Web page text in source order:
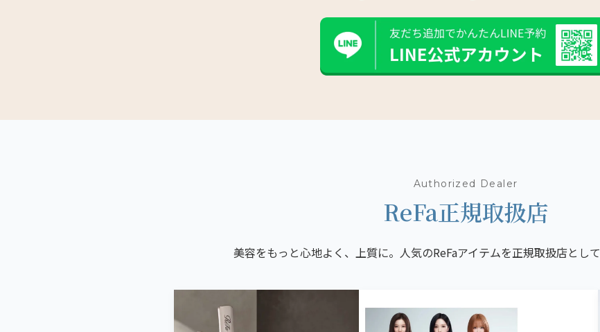
Authorized Dealer
ReFa正規取扱店
美容をもっと心地よく、上質に。 人気のReFaアイテムを正規取扱店として